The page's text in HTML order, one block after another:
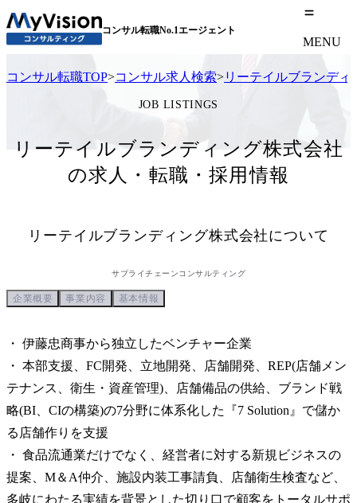
コンサル転職No.1エージェント
MENU
コンサル転職TOP>コンサル求人検索>リーテイルブランデ
JOB LISTINGS
リーテイルブランディング株式会社
の求人・転職・採用情報
リーテイルブランディング株式会社について
サプライチェーンコンサルティング
企業概要 事業内容 基本情報
・ 伊藤忠商事から独立したベンチャー企業
・ 本部支援、FC開発、立地開発、店舗開発、REP(店舗メン
テナンス、衛生・資産管理)、店舗備品の供給、ブランド戦
略(BI、CIの構築)の7分野に体系化した『7 Solution』で儲か
る店舗作りを支援
・ 食品流通業だけでなく、経営者に対する新規ビジネスの
提案、M＆A仲介、施設内装工事請負、店舗衛生検査など、
多岐にわたる実績を背景とした切り口で顧客をトータルサポ